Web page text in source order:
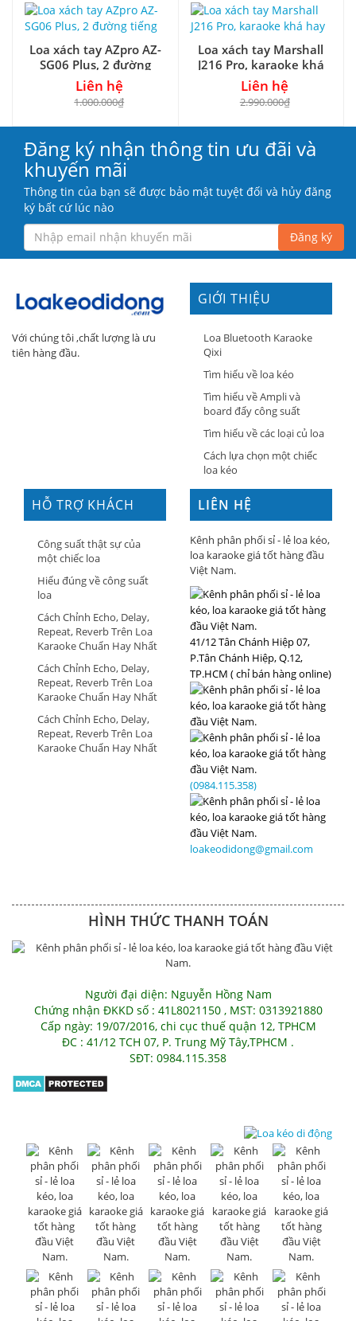
Loa xách tay AZpro AZ-
SG06 Plus, 2 đường
tiếng
Liên hệ
1.000.000₫
Loa xách tay Marshall
J216 Pro, karaoke khá
hay
Liên hệ
2.990.000₫
Đăng ký nhận thông tin ưu đãi và
khuyến mãi
Thông tin của bạn sẽ được bảo mật tuyệt đối và hủy đăng
ký bất cứ lúc nào
Đăng ký
Với chúng tôi ,chất lượng là ưu
tiên hàng đầu.
GIỚI THIỆU
Loa Bluetooth Karaoke
Qixi
Tìm hiểu về loa kéo
Tìm hiểu về Ampli và
board đẩy công suất
Tìm hiểu về các loại củ loa
Cách lựa chọn một chiếc
loa kéo
HỖ TRỢ KHÁCH
HÀNG
Công suất thật sự của
một chiếc loa
Hiểu đúng về công suất
loa
Cách Chỉnh Echo, Delay,
Repeat, Reverb Trên Loa
Karaoke Chuẩn Hay Nhất
Cách Chỉnh Echo, Delay,
Repeat, Reverb Trên Loa
Karaoke Chuẩn Hay Nhất
Cách Chỉnh Echo, Delay,
Repeat, Reverb Trên Loa
Karaoke Chuẩn Hay Nhất
LIÊN HỆ
Kênh phân phối sỉ - lẻ loa kéo,
loa karaoke giá tốt hàng đầu
Việt Nam.
41/12 Tân Chánh Hiệp 07,
P.Tân Chánh Hiệp, Q.12,
TP.HCM ( chỉ bán hàng online)
(0984.115.358)
loakeodidong@gmail.com
HÌNH THỨC THANH TOÁN
Người đại diện: Nguyễn Hồng Nam
Chứng nhận ĐKKD số : 41L8021150 , MST: 0313921880
Cấp ngày: 19/07/2016, chi cục thuế quận 12, TPHCM
ĐC : 41/12 TCH 07, P. Trung Mỹ Tây,TPHCM .
SĐT: 0984.115.358